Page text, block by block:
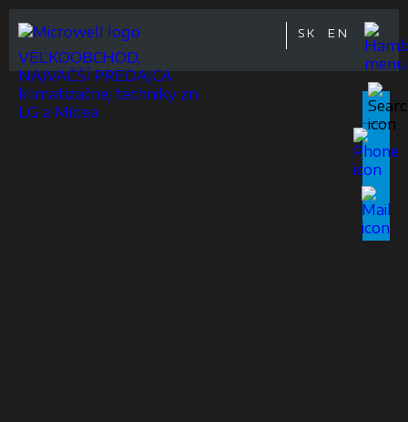
VEĽKOOBCHOD,
NAJVÄČŠÍ PREDAJCA
klimatizačnej techniky zn
LG a Midea
SK EN